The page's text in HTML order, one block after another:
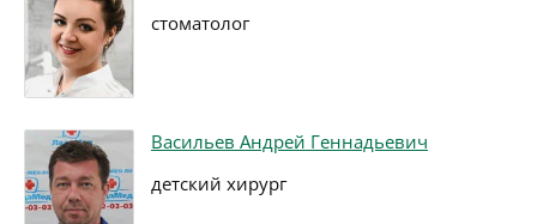
стоматолог
Васильев Андрей Геннадьевич
детский хирург